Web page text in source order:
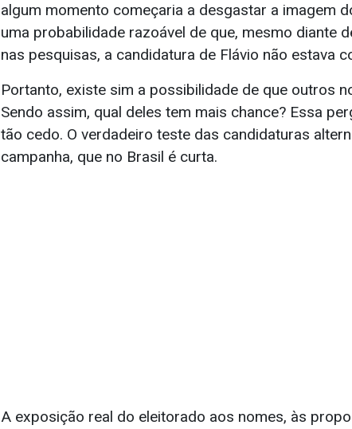
algum momento começaria a desgastar a imagem
uma probabilidade razoável de que, mesmo diante
nas pesquisas, a candidatura de Flávio não estava
Portanto, existe sim a possibilidade de que outros
Sendo assim, qual deles tem mais chance? Essa
tão cedo. O verdadeiro teste das candidaturas
campanha, que no Brasil é curta.
A exposição real do eleitorado aos nomes, às